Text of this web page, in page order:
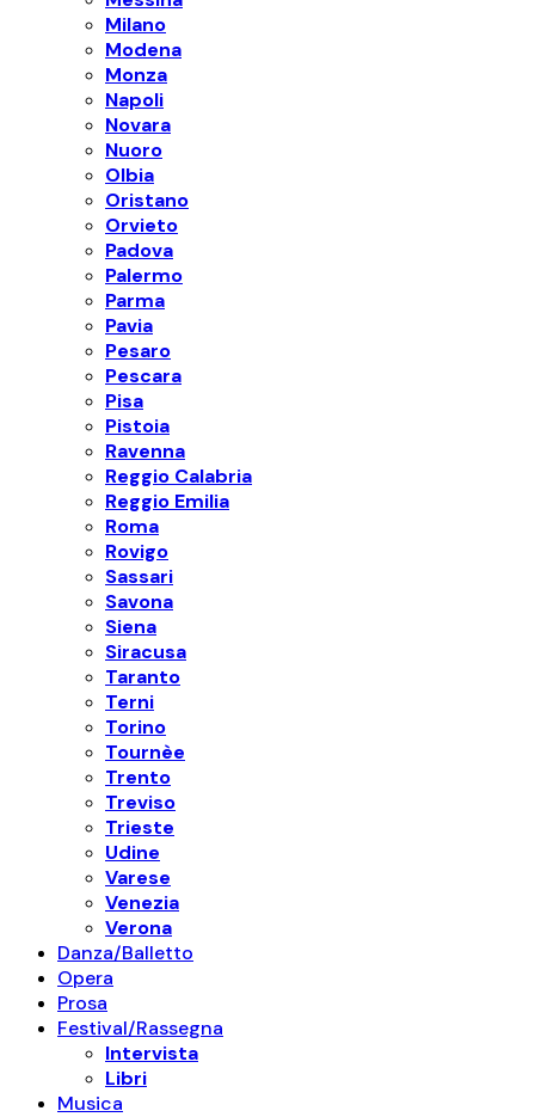
Milano
Modena
Monza
Napoli
Novara
Nuoro
Olbia
Oristano
Orvieto
Padova
Palermo
Parma
Pavia
Pesaro
Pescara
Pisa
Pistoia
Ravenna
Reggio Calabria
Reggio Emilia
Roma
Rovigo
Sassari
Savona
Siena
Siracusa
Taranto
Terni
Torino
Tournèe
Trento
Treviso
Trieste
Udine
Varese
Venezia
Verona
Danza/Balletto
Opera
Prosa
Festival/Rassegna
Intervista
Libri
Musica